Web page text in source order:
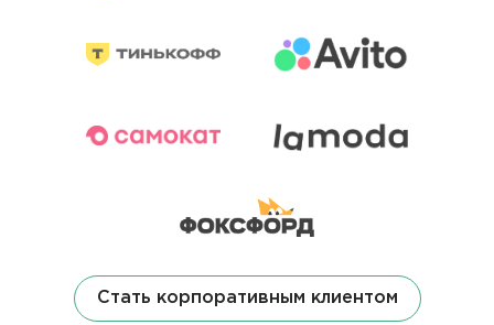
Стать корпоративным клиентом